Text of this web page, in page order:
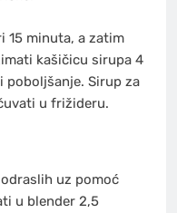
15 minuta, a zatim
kašičicu sirupa 4
poboljšanje. Sirup za
u frižideru.
uz pomoć
u blender 2,5